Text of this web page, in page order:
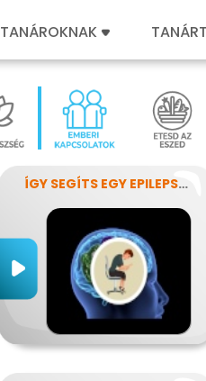
TANÁROKNAK
ÍGY SEGÍTS EGY EPILEPSZIÁSNAK